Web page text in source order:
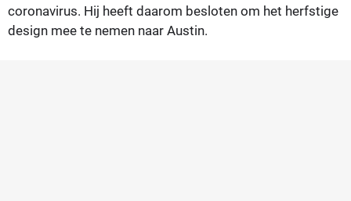
coronavirus. Hij heeft daarom besloten om het herfstige
design mee te nemen naar Austin.